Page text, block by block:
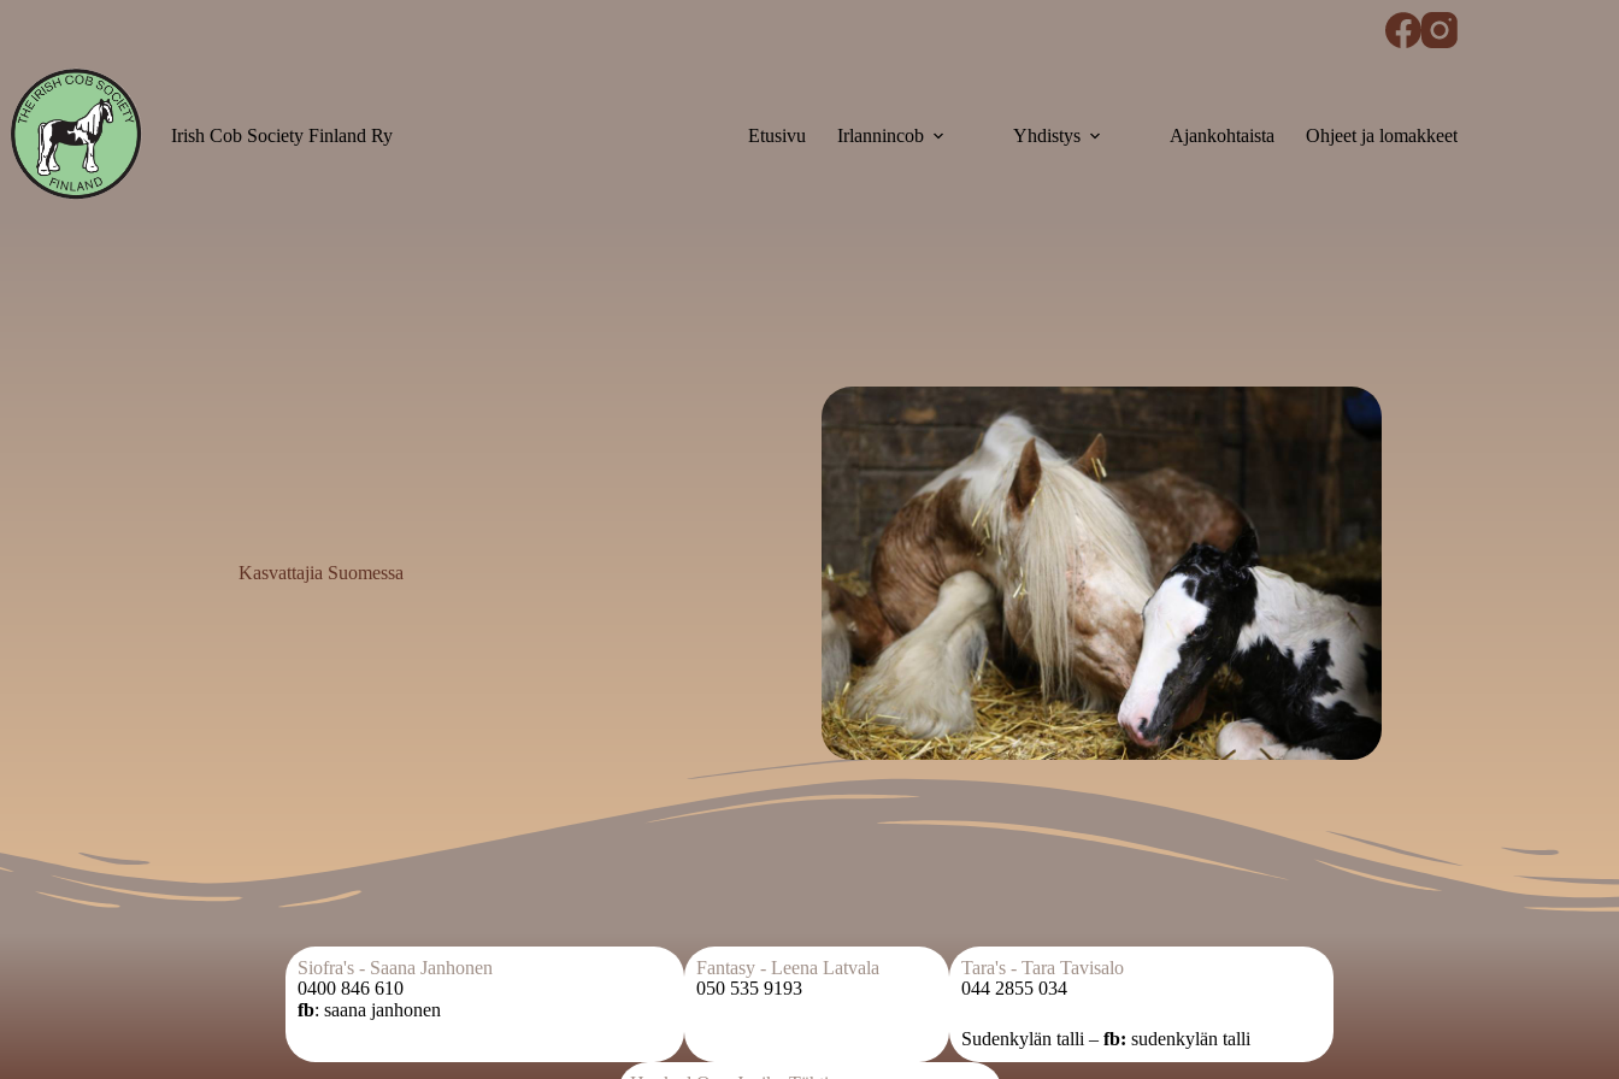
Irish Cob Society Finland Ry Etusivu Irlannincob Yhdistys Ajankohtaista Ohjeet ja lomakkeet
Kasvattajia Suomessa
Siofra's - Saana Janhonen
0400 846 610
fb: saana janhonen
Fantasy - Leena Latvala
050 535 9193
Tara's - Tara Tavisalo
044 2855 034
Sudenkylän talli – fb: sudenkylän talli